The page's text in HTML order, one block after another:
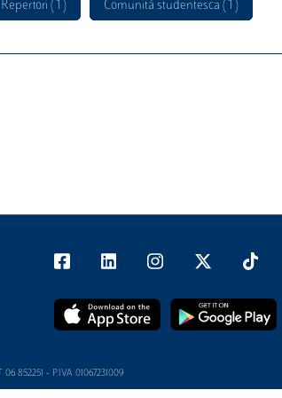
Repertori ( 1 ) Comunità studentesca ( 1 )
852251 - P.IVA 01067231009